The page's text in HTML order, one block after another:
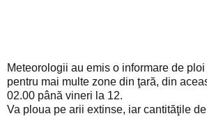
Meteorologii au emis o informare de
pentru mai multe zone din ţară, din
02.00 până vineri la 12.
Va ploua pe arii extinse, iar cantităţile